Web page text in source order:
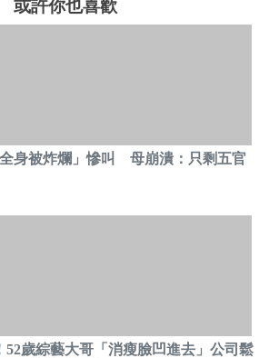
或許你也喜歡
身被炸爛」慘叫 母崩潰：只剩五官
52歲綜藝大哥「消瘦臉凹進去」公司鬆